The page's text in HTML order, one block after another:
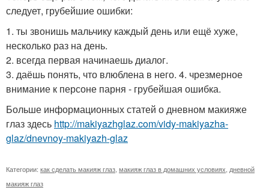
следует, грубейшие ошибки:
1. ты звонишь мальчику каждый день или ещё хуже,
несколько раз на день.
2. всегда первая начинаешь диалог.
3. даёшь понять, что влюблена в него. 4. чрезмерное
внимание к персоне парня - грубейшая ошибка.
Больше информационных статей о дневном макияже
глаз здесь http://makiyazhglaz.com/vidy-makiyazha-
glaz/dnevnoy-makiyazh-glaz
Категории: как сделать макияж глаз макияж глаз в домашних условиях дневной
макияж глаз